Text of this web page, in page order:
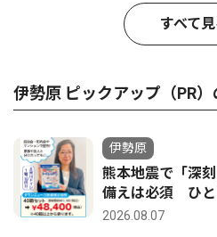
すべて
伊勢原 ピックアップ（PR
伊勢原
熊本地震で「深
備えは必須 ひと
2026.08.07